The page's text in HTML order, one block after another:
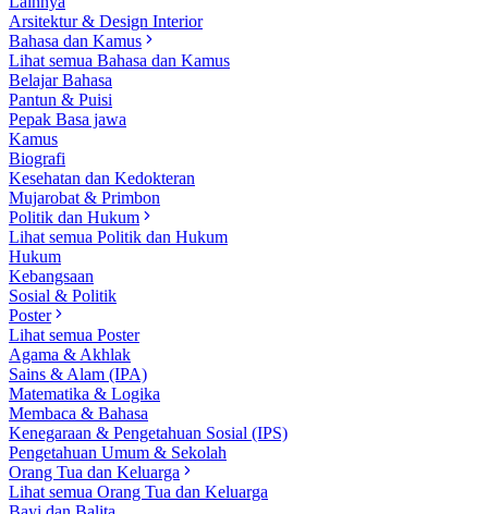
Arsitektur & Design Interior
Bahasa dan Kamus
Lihat semua Bahasa dan Kamus
Belajar Bahasa
Pantun & Puisi
Pepak Basa jawa
Kamus
Biografi
Kesehatan dan Kedokteran
Mujarobat & Primbon
Politik dan Hukum
Lihat semua Politik dan Hukum
Hukum
Kebangsaan
Sosial & Politik
Poster
Lihat semua Poster
Agama & Akhlak
Sains & Alam (IPA)
Matematika & Logika
Membaca & Bahasa
Kenegaraan & Pengetahuan Sosial (IPS)
Pengetahuan Umum & Sekolah
Orang Tua dan Keluarga
Lihat semua Orang Tua dan Keluarga